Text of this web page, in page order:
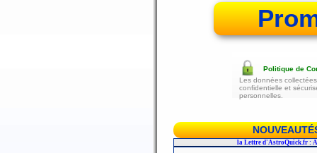
Politique de
Les données
confidentielle et
personnelles.